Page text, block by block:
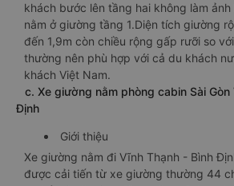
khách bước lên tầng hai không làm
nằm ở giường tầng 1.Diện tích giường
đến 1,9m còn chiều rộng gấp rưỡi so
thường nên phù hợp với cả du khách
khách Việt Nam.
c. Xe giường nằm phòng cabin Sài Gòn
Định
Giới thiệu
Xe giường nằm đi Vĩnh Thạnh - Bình
được cải tiến từ xe giường thường 44